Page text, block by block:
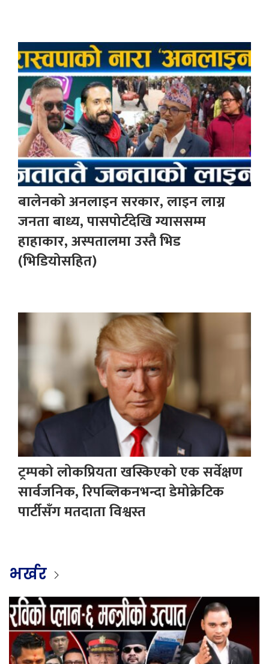
बालेनको अनलाइन सरकार, लाइन लाग्न
जनता बाध्य, पासपोर्टदेखि ग्याससम्म
हाहाकार, अस्पतालमा उस्तै भिड
(भिडियोसहित)
ट्रम्पको लोकप्रियता खस्किएको एक सर्वेक्षण
सार्वजनिक, रिपब्लिकनभन्दा डेमोक्रेटिक
पार्टीसँग मतदाता विश्वस्त
भर्खर